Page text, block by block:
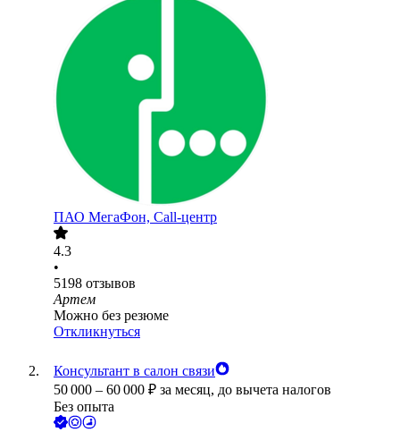
ПАО МегаФон, Call-центр
4.3
•
5198 отзывов
Артем
Можно без резюме
Откликнуться
Консультант в салон связи
50 000 – 60 000 ₽ за месяц, до вычета налогов
Без опыта